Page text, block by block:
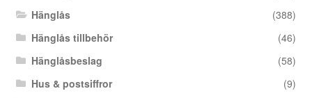
Hänglås
(388)
Hänglås tillbehör
(46)
Hänglåsbeslag
(58)
Hus & postsiffror
(9)